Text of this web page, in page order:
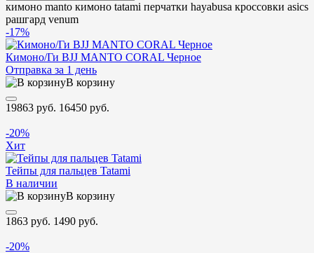
кимоно manto кимоно tatami перчатки hayabusa кроссовки asics
рашгард venum
-17%
Кимоно/Ги BJJ MANTO CORAL Черное
Отправка за 1 день
В корзину
19863 руб. 16450 руб.
-20%
Хит
Тейпы для пальцев Tatami
В наличии
В корзину
1863 руб. 1490 руб.
-20%